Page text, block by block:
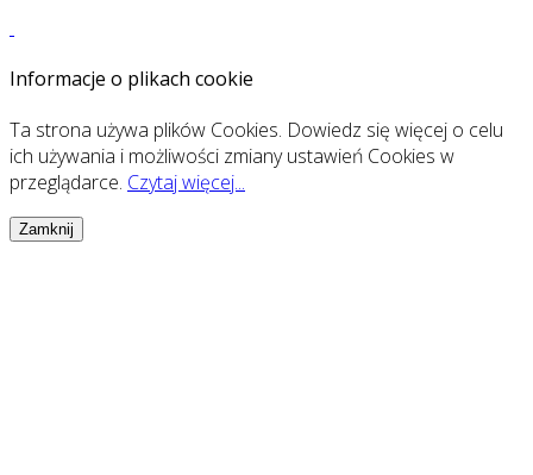
Informacje o plikach cookie
Ta strona używa plików Cookies. Dowiedz się więcej o celu
ich używania i możliwości zmiany ustawień Cookies w
przeglądarce. Czytaj więcej...